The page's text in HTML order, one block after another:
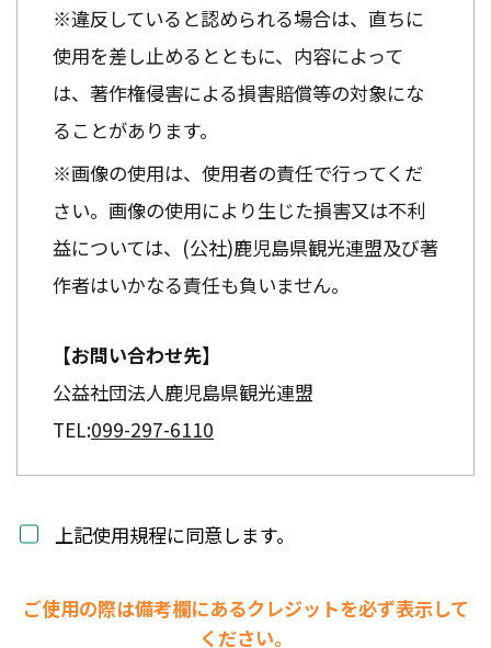
※違反していると認められる場合は、直ちに
使用を差し止めるとともに、内容によって
は、著作権侵害による損害賠償等の対象にな
ることがあります。
※画像の使用は、使用者の責任で行ってくだ
さい。画像の使用により生じた損害又は不利
益については、(公社)鹿児島県観光連盟及び著
作者はいかなる責任も負いません。
【お問い合わせ先】
公益社団法人鹿児島県観光連盟
TEL:099-297-6110
上記使用規程に同意します。
ご使用の際は備考欄にあるクレジットを必ず表示して
ください。